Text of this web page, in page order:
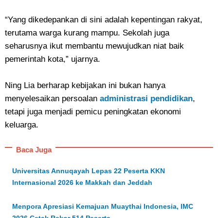
“Yang dikedepankan di sini adalah kepentingan rakyat,
terutama warga kurang mampu. Sekolah juga
seharusnya ikut membantu mewujudkan niat baik
pemerintah kota,” ujarnya.
Ning Lia berharap kebijakan ini bukan hanya
menyelesaikan persoalan administrasi pendidikan,
tetapi juga menjadi pemicu peningkatan ekonomi
keluarga.
Baca Juga
Universitas Annuqayah Lepas 22 Peserta KKN
Internasional 2026 ke Makkah dan Jeddah
Menpora Apresiasi Kemajuan Muaythai Indonesia, IMC